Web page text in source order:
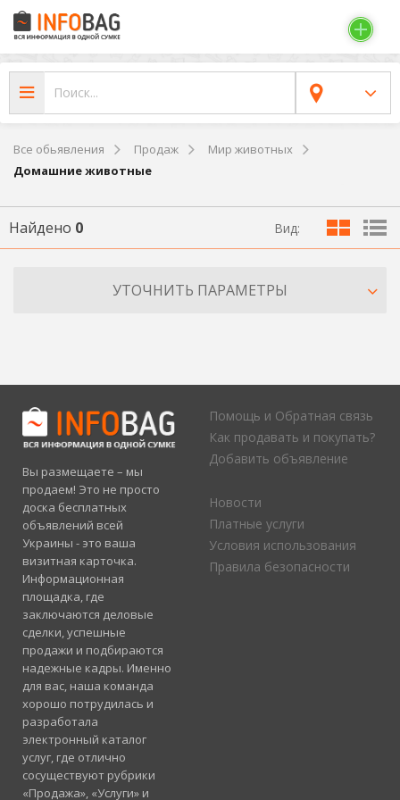
Все обьявления Продаж
Мир животных
Домашние животные
Найдено 0 Вид:
УТОЧНИТЬ ПАРАМЕТРЫ
Вы размещаете – мы
продаем! Это не просто
доска бесплатных
объявлений всей
Украины - это ваша
визитная карточка.
Информационная
площадка, где
заключаются деловые
сделки, успешные
продажи и подбираются
надежные кадры. Именно
для вас, наша команда
хорошо потрудилась и
разработала
электронный каталог
услуг, где отлично
сосуществуют рубрики
«Продажа», «Услуги» и
Помощь и Обратная связь
Как продавать и покупать?
Добавить объявление
Новости
Платные услуги
Условия использования
Правила безопасности